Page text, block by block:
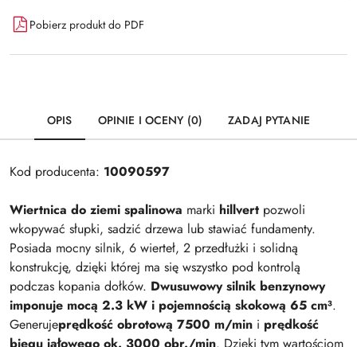
Pobierz produkt do PDF
OPIS OPINIE I OCENY (0) ZADAJ PYTANIE
Kod producenta: 10090597
Wiertnica do ziemi spalinowa marki hillvert pozwoli
wkopywać słupki, sadzić drzewa lub stawiać fundamenty.
Posiada mocny silnik, 6 wierteł, 2 przedłużki i solidną
konstrukcję, dzięki której ma się wszystko pod kontrolą
podczas kopania dołków. Dwusuwowy silnik benzynowy
imponuje mocą 2.3 kW i pojemnością skokową 65 cm³.
Generujeprędkość obrotową 7500 m/min i prędkość